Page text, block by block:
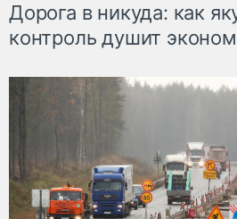
Дорога в никуда: как
контроль душит